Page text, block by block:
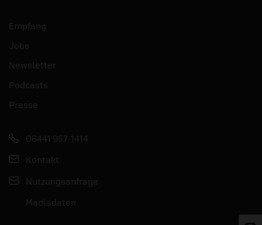
Empfang
Jobs
Newsletter
Podcasts
Presse
06441 957-1414
Kontakt
Nutzungsanfrage
Mediadaten